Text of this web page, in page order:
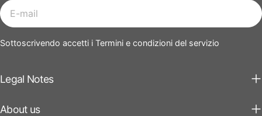
Legal Notes
About us
E-
mail
Sottoscrivendo accetti i Termini e condizioni del servizio